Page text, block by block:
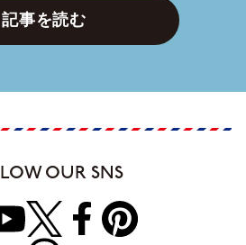
記事を読む
OUR SNS